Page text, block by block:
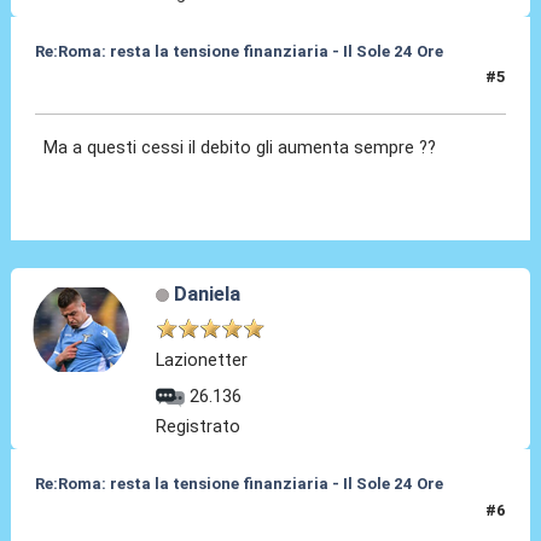
Re:Roma: resta la tensione finanziaria - Il Sole 24 Ore
#5
Ma a questi cessi il debito gli aumenta sempre ??
Daniela
Lazionetter
26.136
Registrato
Re:Roma: resta la tensione finanziaria - Il Sole 24 Ore
#6